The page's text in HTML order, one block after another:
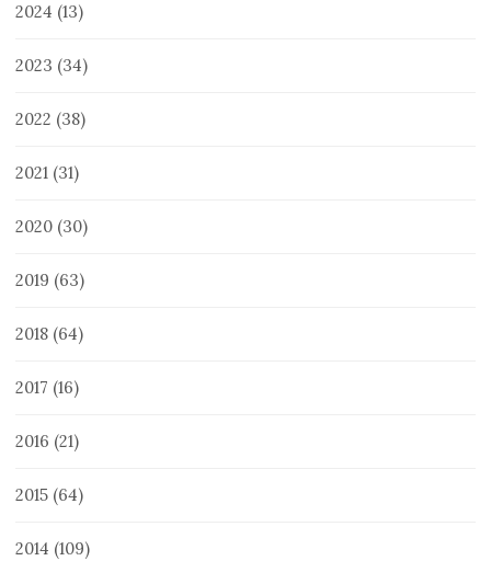
2024 (13)
2023 (34)
2022 (38)
2021 (31)
2020 (30)
2019 (63)
2018 (64)
2017 (16)
2016 (21)
2015 (64)
2014 (109)